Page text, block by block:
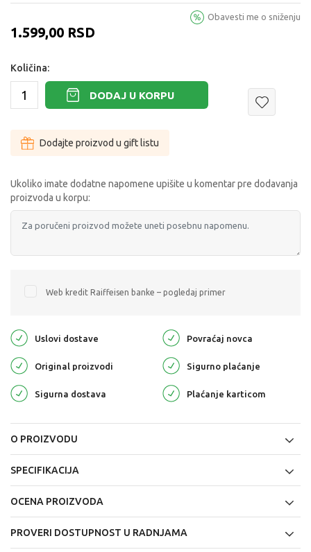
1.599,00 RSD
Obavesti me o sniženju
Količina:
DODAJ U KORPU
Dodajte proizvod u gift listu
Ukoliko imate dodatne napomene upišite u komentar pre dodavanja
proizvoda u korpu:
Web kredit Raiffeisen banke – pogledaj primer
Uslovi dostave Povraćaj novca
Original proizvodi Sigurno plaćanje
Sigurna dostava Plaćanje karticom
O PROIZVODU
SPECIFIKACIJA
OCENA PROIZVODA
PROVERI DOSTUPNOST U RADNJAMA